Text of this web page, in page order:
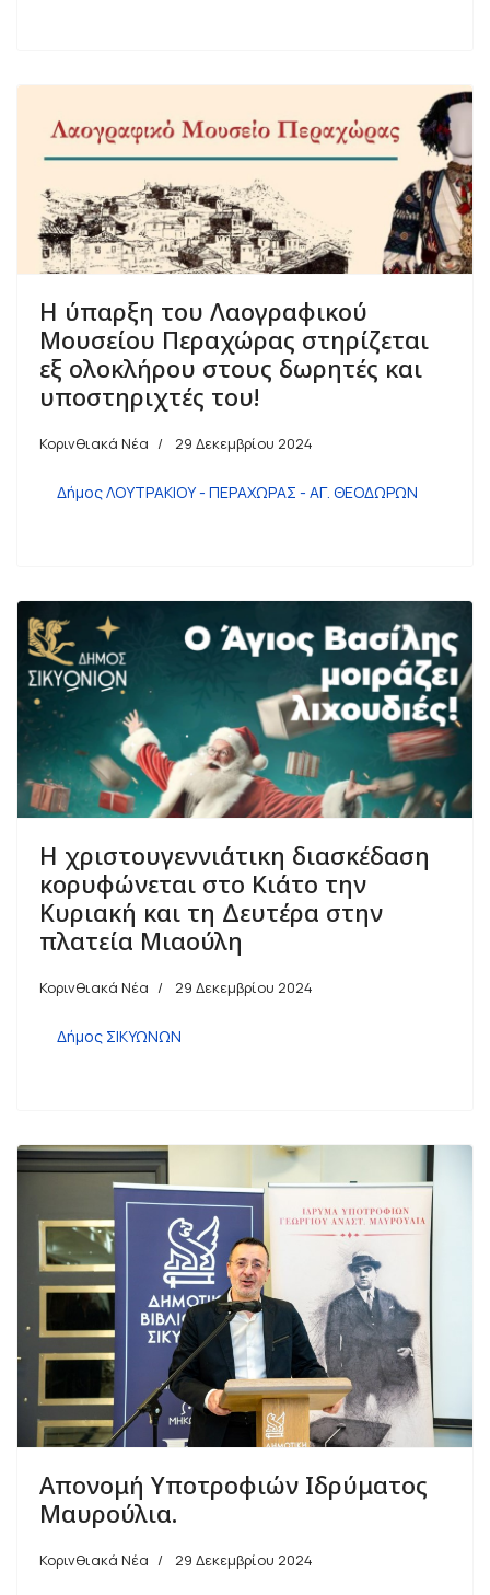
Η ύπαρξη του Λαογραφικού
Μουσείου Περαχώρας στηρίζεται
εξ ολοκλήρου στους δωρητές και
υποστηριχτές του!
Κορινθιακά Νέα 29 Δεκεμβρίου 2024
Δήμος ΛΟΥΤΡΑΚΙΟΥ - ΠΕΡΑΧΩΡΑΣ - ΑΓ. ΘΕΟΔΩΡΩΝ
Η χριστουγεννιάτικη διασκέδαση
κορυφώνεται στο Κιάτο την
Κυριακή και τη Δευτέρα στην
πλατεία Μιαούλη
Κορινθιακά Νέα 29 Δεκεμβρίου 2024
Δήμος ΣΙΚΥΩΝΩΝ
Απονομή Υποτροφιών Ιδρύματος
Μαυρούλια.
Κορινθιακά Νέα 29 Δεκεμβρίου 2024